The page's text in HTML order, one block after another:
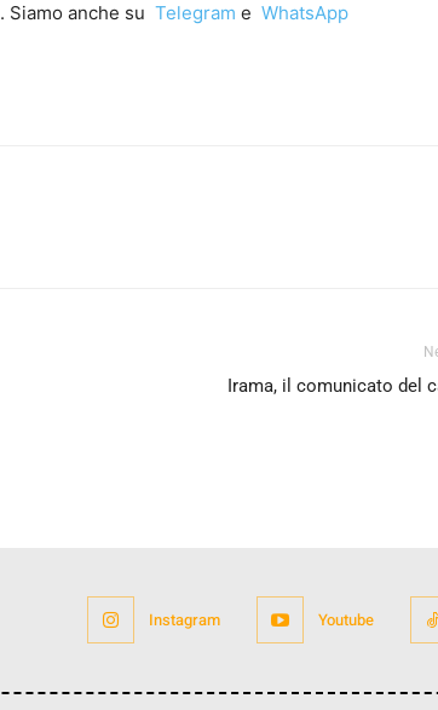
. Siamo anche su Telegram e WhatsApp
Irama, il comunicato del
Instagram Youtube